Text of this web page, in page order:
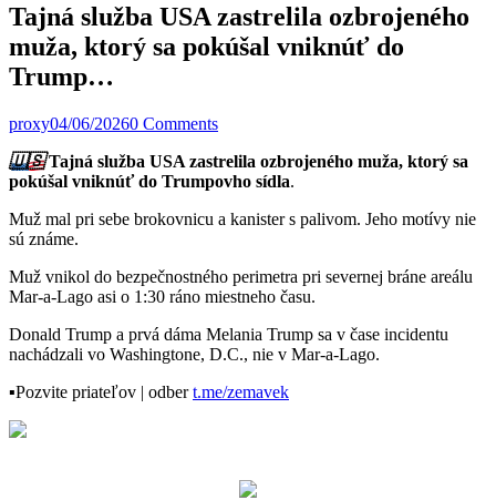
Tajná služba USA zastrelila ozbrojeného
muža, ktorý sa pokúšal vniknúť do
Trump…
proxy04/06/20260 Comments
🇺🇸 Tajná služba USA zastrelila ozbrojeného muža, ktorý sa
pokúšal vniknúť do Trumpovho sídla.
Muž mal pri sebe brokovnicu a kanister s palivom. Jeho motívy nie
sú známe.
Muž vnikol do bezpečnostného perimetra pri severnej bráne areálu
Mar-a-Lago asi o 1:30 ráno miestneho času.
Donald Trump a prvá dáma Melania Trump sa v čase incidentu
nachádzali vo Washingtone, D.C., nie v Mar-a-Lago.
▪️Pozvite priateľov | odbert.me/zemavek